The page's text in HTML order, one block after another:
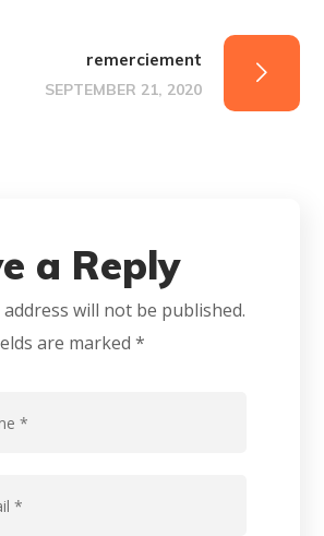
remerciement
SEPTEMBER 21, 2020
a Reply
will not be published.
are marked*